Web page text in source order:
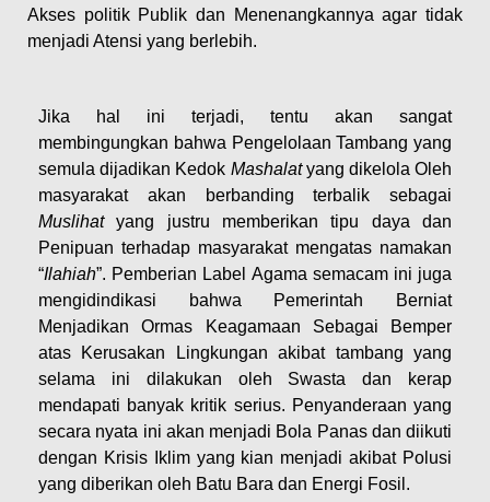
Akses politik Publik dan Menenangkannya agar tidak
menjadi Atensi yang berlebih.
Jika hal ini terjadi, tentu akan sangat
membingungkan bahwa Pengelolaan Tambang yang
semula dijadikan Kedok Mashalatyang dikelola Oleh
masyarakat akan berbanding terbalik sebagai
Muslihatyang justru memberikan tipu daya dan
Penipuan terhadap masyarakat mengatas namakan
“Ilahiah”. Pemberian Label Agama semacam ini juga
mengidindikasi bahwa Pemerintah Berniat
Menjadikan Ormas Keagamaan Sebagai Bemper
atas Kerusakan Lingkungan akibat tambang yang
selama ini dilakukan oleh Swasta dan kerap
mendapati banyak kritik serius. Penyanderaan yang
secara nyata ini akan menjadi Bola Panas dan diikuti
dengan Krisis Iklim yang kian menjadi akibat Polusi
yang diberikan oleh Batu Bara dan Energi Fosil.